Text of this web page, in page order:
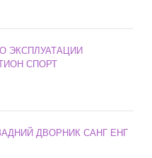
ЭКСПЛУАТАЦИИ
СПОРТ
ДВОРНИК САНГ ЕНГ